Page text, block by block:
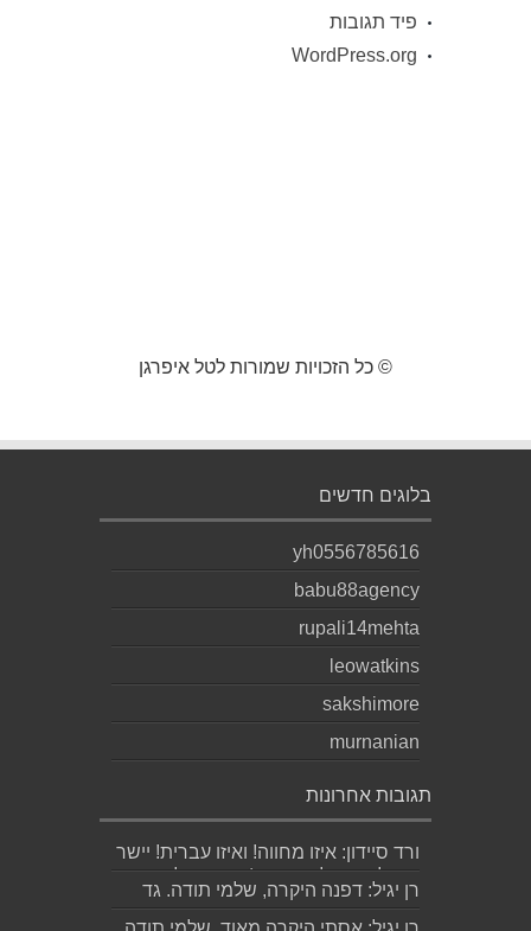
פיד תגובות
WordPress.org
© כל הזכויות שמורות לטל איפרגן
בלוגים חדשים
yh0556785616
babu88agency
rupali14mehta
leowatkins
sakshimore
murnanian
תגובות אחרונות
ורד סיידון: איזו מחווה! ואיזו עברית! יישר
כוח לכותב ולאהובתו :) שבת שלום...
רן יגיל: דפנה היקרה, שלמי תודה. גד
הוא אכן משורר איכותי ביותר. אמסור...